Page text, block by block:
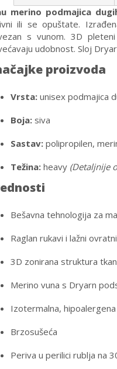
merino podmajica
ili se opuštate.
s vunom. 3D
udobnost. Sloj
proizvoda
Vrsta:unisex podmajica
Boja:siva
Sastav:polipropilen,
Težina:heavy (Detaljnije
Bešavna tehnologija za
Raglan rukavi i lažni
3D zonirana struktura
Merino vuna s Dryarn
Izotermalna,
Brzosušeća
Periva u perilici rublja na